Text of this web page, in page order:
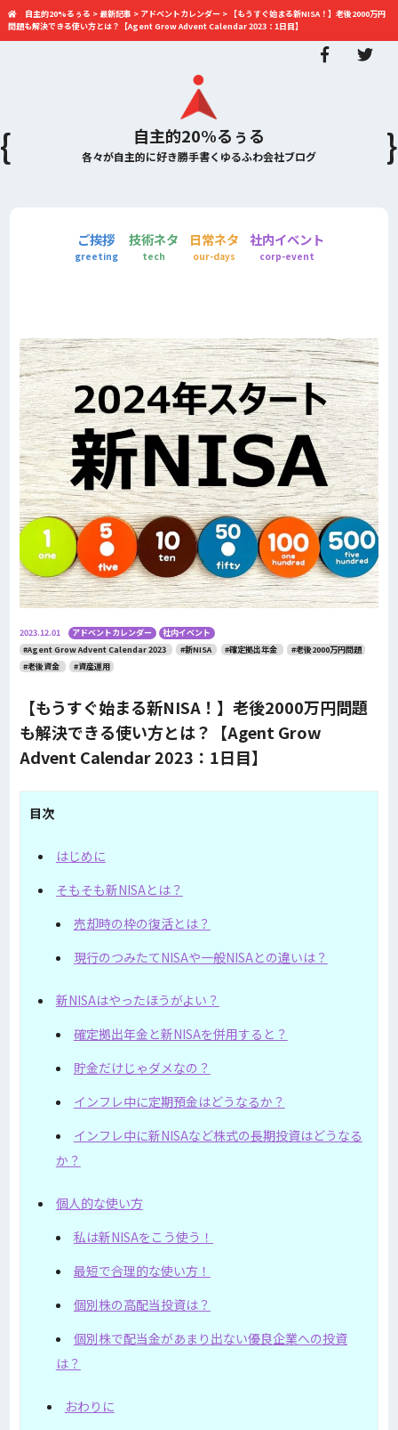
自主的20%るぅる
各々が自主的に好き勝手書くゆるふわ会社ブログ
自主的20%るぅる > 最新記事 > アドベントカレンダー >
【もうすぐ始まる新NISA！】老後2000万円
問題も解決できる使い方とは？【Agent Grow Advent Calendar 2023：1日目】
ご挨拶
greeting
技術ネタ
tech
日常ネタ
our-days
社内イベント
corp-event
2023.12.01 アドベントカレンダー
社内イベント
#Agent Grow Advent Calendar 2023
#新NISA #確定拠出年金
#老後2000万円問題
#老後資金
#資産運用
【もうすぐ始まる新NISA！】老後2000万円問題
も解決できる使い方とは？【Agent Grow
Advent Calendar 2023：1日目】
目次
はじめに
そもそも新NISAとは？
売却時の枠の復活とは？
現行のつみたてNISAや一般NISAとの違いは？
新NISAはやったほうがよい？
確定拠出年金と新NISAを併用すると？
貯金だけじゃダメなの？
インフレ中に定期預金はどうなるか？
インフレ中に新NISAなど株式の長期投資はどうなる
か？
個人的な使い方
私は新NISAをこう使う！
最短で合理的な使い方！
個別株の高配当投資は？
個別株で配当金があまり出ない優良企業への投資
は？
おわりに